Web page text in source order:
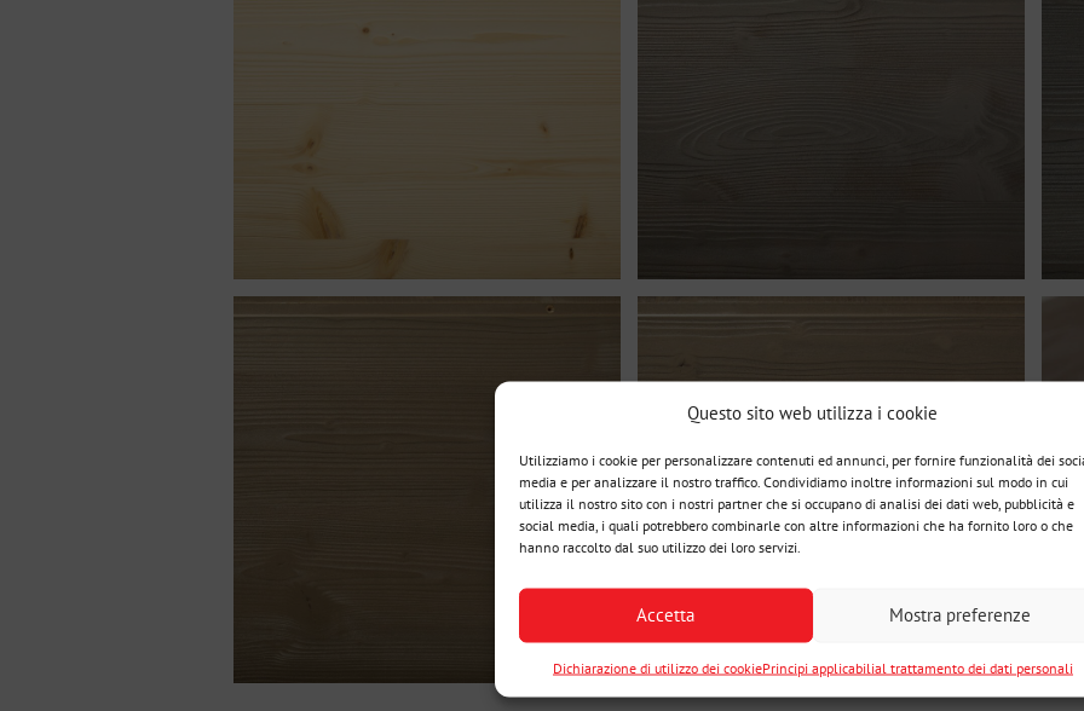
Questo sito web utilizza i cookie
Utilizziamo i cookie per personalizzare contenuti ed annunci, per fornire funzionalità dei
media e per analizzare il nostro traffico. Condividiamo inoltre informazioni sul modo in cui
utilizza il nostro sito con i nostri partner che si occupano di analisi dei dati web, pubblicità e
social media, i quali potrebbero combinarle con altre informazioni che ha fornito loro o che
hanno raccolto dal suo utilizzo dei loro servizi.
Accetta Mostra preferenze
Dichiarazione di utilizzo dei cookiePrincipi applicabilial trattamento dei dati personali